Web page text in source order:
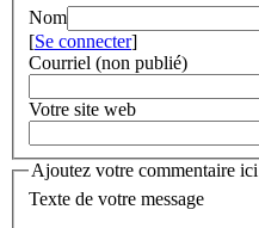
Nom
[Se connecter]
Courriel (non publié)
Votre site web
Ajoutez votre commentaire ici
Texte de votre message